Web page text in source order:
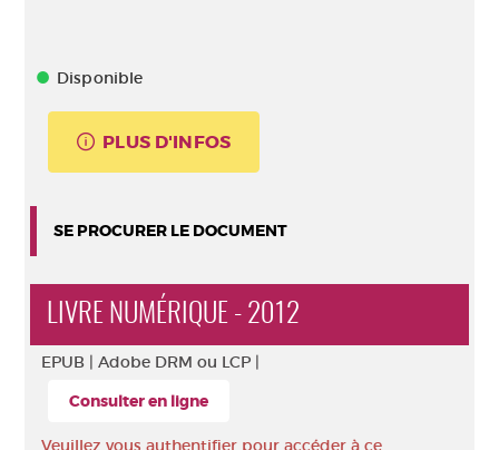
Disponible
PLUS D'INFOS
SE PROCURER LE DOCUMENT
LIVRE NUMÉRIQUE - 2012
EPUB | Adobe DRM ou LCP |
Consulter en ligne
Veuillez vous authentifier pour accéder à ce